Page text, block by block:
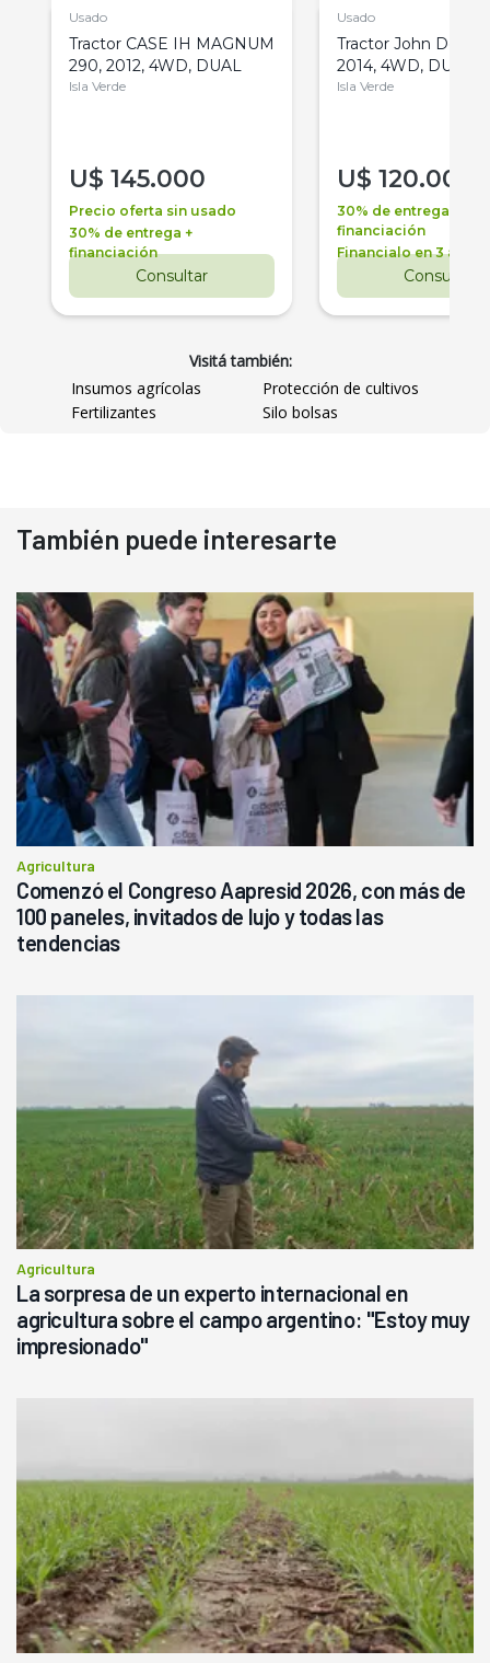
Usado
Tractor CASE IH MAGNUM
290, 2012, 4WD, DUAL
Isla Verde
U$ 145.000
Precio oferta sin usado
30% de entrega +
financiación
Consultar
Usado
Tractor John Deere
2014, 4WD, DUAL
Isla Verde
U$ 120.000
30% de entrega +
financiación
Financialo en 3 años
Consultar
Visitá también:
Insumos agrícolas
Protección de cultivos
Fertilizantes
Silo bolsas
También puede interesarte
Agricultura
Comenzó el Congreso Aapresid 2026, con más de
100 paneles, invitados de lujo y todas las
tendencias
Agricultura
La sorpresa de un experto internacional en
agricultura sobre el campo argentino: "Estoy muy
impresionado"